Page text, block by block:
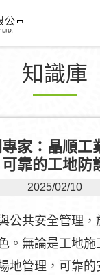
知識庫
家：晶順工
可靠的工地防
2025/02/10
公共安全管理，
。無論是工地施
地管理，可靠的